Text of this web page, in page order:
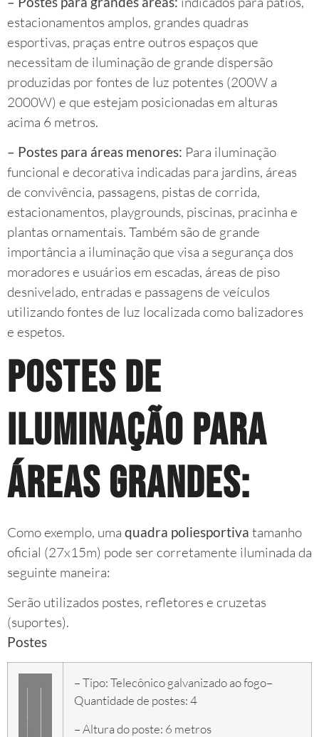
estacionamentos amplos, grandes quadras
esportivas, praças entre outros espaços que
necessitam de iluminação de grande dispersão
produzidas por fontes de luz potentes (200W a
2000W) e que estejam posicionadas em alturas
acima 6 metros.
– Postes para áreas menores: Para iluminação
funcional e decorativa indicadas para jardins, áreas
de convivência, passagens, pistas de corrida,
estacionamentos, playgrounds, piscinas, pracinha e
plantas ornamentais. Também são de grande
importância a iluminação que visa a segurança dos
moradores e usuários em escadas, áreas de piso
desnivelado, entradas e passagens de veículos
utilizando fontes de luz localizada como balizadores
e espetos.
Postes de
iluminação para
áreas grandes:
Como exemplo, uma quadra poliesportiva tamanho
oficial (27x15m) pode ser corretamente iluminada da
seguinte maneira:
Serão utilizados postes, refletores e cruzetas
(suportes).
Postes
– Tipo: Telecônico galvanizado ao fogo–
Quantidade de postes: 4
– Altura do poste: 6 metros